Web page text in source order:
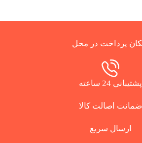
پرداخت در محل
پشتیبانی 24 ساعته
ضمانت اصالت کالا
ارسال سریع